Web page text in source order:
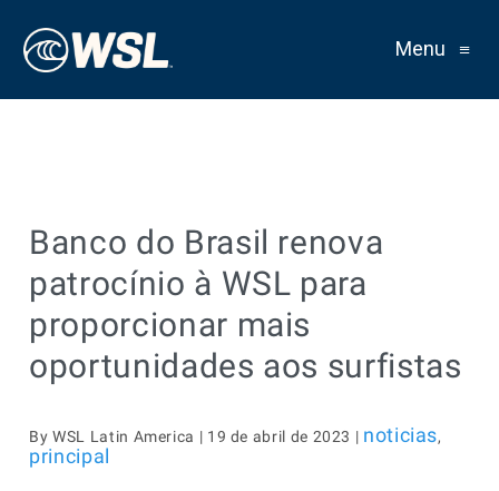
Menu ≡
Banco do Brasil renova
patrocínio à WSL para
proporcionar mais
oportunidades aos surfistas
By WSL Latin America | 19 de abril de 2023 | noticias,
principal